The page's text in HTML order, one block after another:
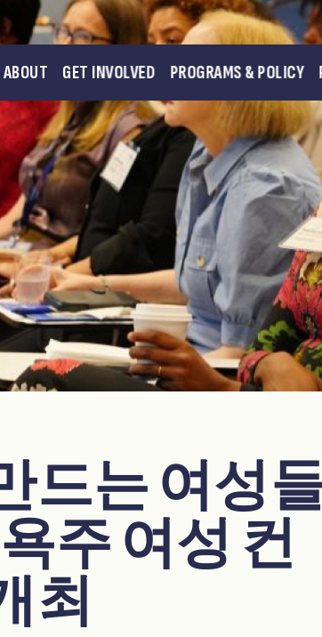
ABOUT GET INVOLVED PROGRAMS & POLICY
드는 여성
주 여성 컨
최